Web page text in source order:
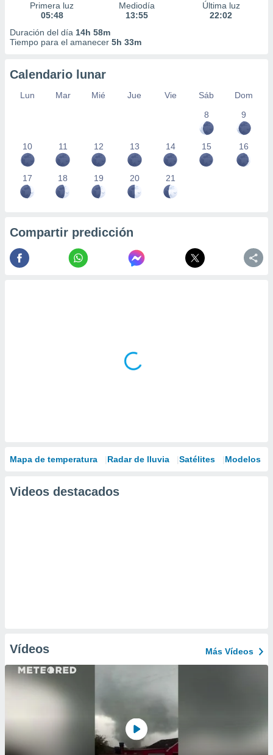
Primera luz
05:48
Mediodía
13:55
Última luz
22:02
Duración del día 14h 58m
Tiempo para el amanecer 5h 33m
Calendario lunar
Lun Mar Mié Jue Vie Sáb
Dom
8
9
10 11 12 13 14 15 16
17 18 19 20 21
Compartir predicción
Mapa de temperatura Radar de lluvia Satélites Modelos
Videos destacados
Vídeos Más Vídeos